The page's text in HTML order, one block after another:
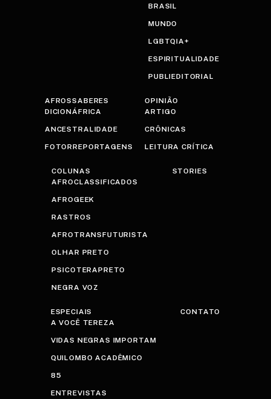
BRASIL
MUNDO
LGBTQIA+
ESPIRITUALIDADE
PUBLIEDITORIAL
AFROSSABERES
DICIONÁFRICA
ANCESTRALIDADE
FOTORREPORTAGENS
OPINIÃO
ARTIGO
CRÔNICAS
LEITURA CRÍTICA
COLUNAS
AFROCLASSIFICADOS
AFROGEEK
RASTROS
AFROTRANSFUTURISTA
OLHAR PRETO
PSICOTERAPRETO
NEGRA VOZ
STORIES
ESPECIAIS
A VOCÊ TEREZA
VIDAS NEGRAS IMPORTAM
QUILOMBO ACADÊMICO
85
ENTREVISTAS
CONTATO